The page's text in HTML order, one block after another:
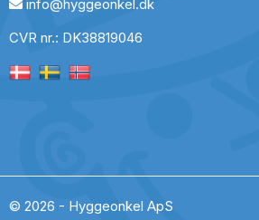
info@hyggeonkel.dk
CVR nr.: DK38819046
© 2026 - Hyggeonkel ApS